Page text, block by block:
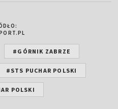
#GÓRNIK ZABRZE
#STS PUCHAR POLSKI
POLSKI